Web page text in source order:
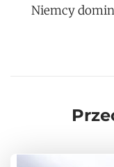
Niemcy